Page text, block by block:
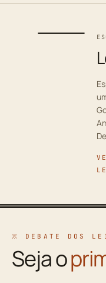
※ DEBATE DOS
Seja o